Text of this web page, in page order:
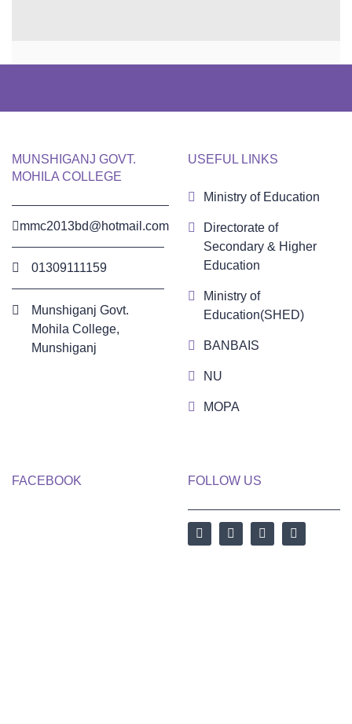
MUNSHIGANJ GOVT.
MOHILA COLLEGE
mmc2013bd@hotmail.com
01309111159
Munshiganj Govt.
Mohila College,
Munshiganj
USEFUL LINKS
Ministry of Education
Directorate of
Secondary & Higher
Education
Ministry of
Education(SHED)
BANBAIS
NU
MOPA
FACEBOOK FOLLOW US